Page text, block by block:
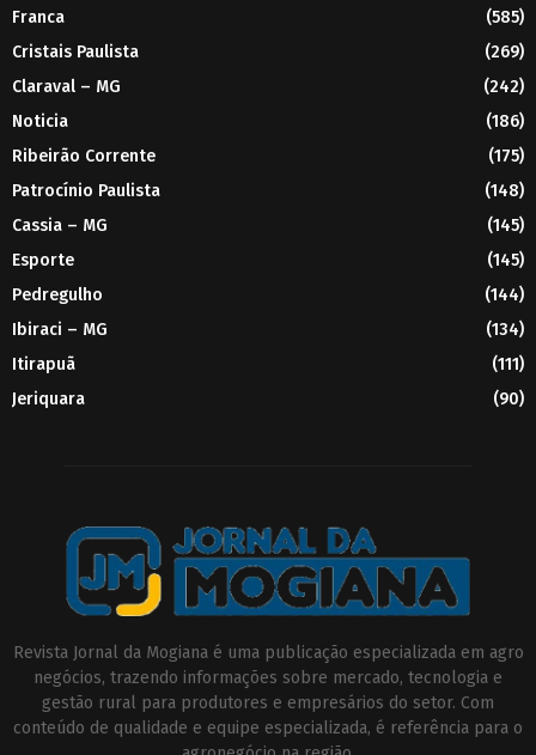
Franca
(585)
Cristais Paulista
(269)
Claraval – MG
(242)
Noticia
(186)
Ribeirão Corrente
(175)
Patrocínio Paulista
(148)
Cassia – MG
(145)
Esporte
(145)
Pedregulho
(144)
Ibiraci – MG
(134)
Itirapuã
(111)
Jeriquara
(90)
Revista Jornal da Mogiana é uma publicação especializada em agro
negócios, trazendo informações sobre mercado, tecnologia e
gestão rural para produtores e empresários do setor. Com
conteúdo de qualidade e equipe especializada, é referência para o